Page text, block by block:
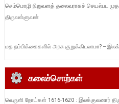
செம்மொழி நிறுவனத் தலைவராகச் செயல்பட
திருவள்ளுவன்
மத நம்பிக்கைகளில் அரசு குறுக்கிடலாமா? –
கலைச்சொற்கள்
வெருளி நோய்கள் 1616-1620 : இலக்குவனார்